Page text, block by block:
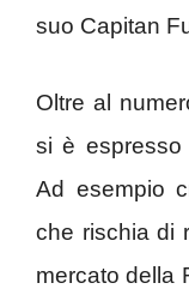
suo Capitan
Oltre al
si è espresso
Ad esempio
che rischia di
mercato della